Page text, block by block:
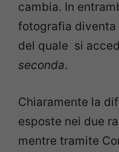
cambia. In
fotografia diventa
del quale si
seconda.
Chiaramente la
esposte nei due
mentre tramite